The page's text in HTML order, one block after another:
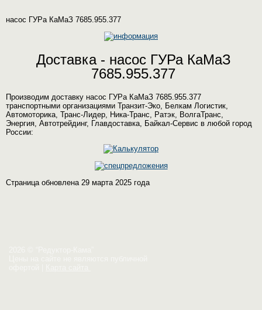
насос ГУРа КаМаЗ 7685.955.377
Доставка - насос ГУРа КаМаЗ
7685.955.377
Производим доставку насос ГУРа КаМаЗ 7685.955.377
транспортными организациями Транзит-Эко, Белкам Логистик,
Автомоторика, Транс-Лидер, Ника-Транс, Ратэк, ВолгаТранс,
Энергия, Автотрейдинг, Главдоставка, Байкал-Сервис в любой город
России:
Страница обновлена 29 марта 2025 года